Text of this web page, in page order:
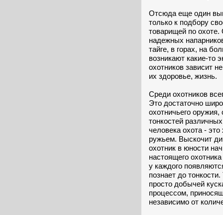
Отсюда еще один
только к подбору
товарищей по
надежных
тайге, в горах, на
возникают какие-то
охотников зависит
их здоровье, жизнь.
Среди охотников
Это достаточно
охотничьего
тонкостей
человека охота -
ружьем. Выскочит
охотник в юности
настоящего
у каждого
познает до
просто добычей
процессом,
независимо от